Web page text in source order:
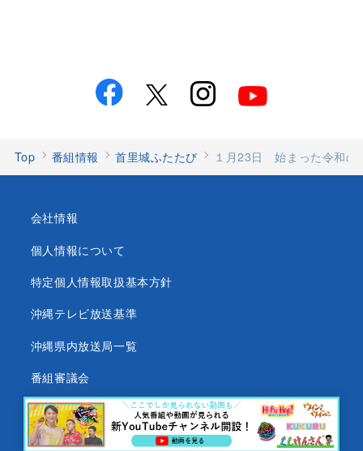
Top 番組情報 首里城ふたたび １月23日 始まった令和の
会社情報
個人情報について
特定個人情報取扱基本方針
沖縄テレビ放送基準
沖縄県内放送局一覧
番組審議会
沖縄テレビ名義の後援依頼について
テレビ視聴データについて